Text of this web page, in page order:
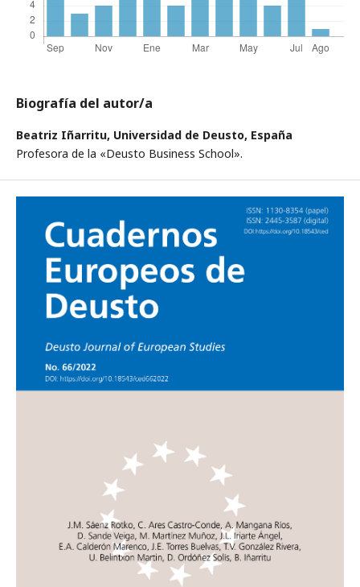
Biografía del autor/a
Beatriz Iñarritu, Universidad de Deusto, España
Profesora de la «Deusto Business School».